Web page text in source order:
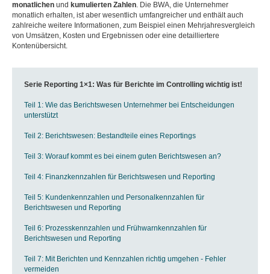
monatlichen und kumulierten Zahlen. Die BWA, die Unternehmer
monatlich erhalten, ist aber wesentlich umfangreicher und enthält auch
zahlreiche weitere Informationen, zum Beispiel einen Mehrjahresvergleich
von Umsätzen, Kosten und Ergebnissen oder eine detailliertere
Kontenübersicht.
Serie Reporting 1×1: Was für Berichte im Controlling wichtig ist!
Teil 1: Wie das Berichtswesen Unternehmer bei Entscheidungen
unterstützt
Teil 2: Berichtswesen: Bestandteile eines Reportings
Teil 3: Worauf kommt es bei einem guten Berichtswesen an?
Teil 4: Finanzkennzahlen für Berichtswesen und Reporting
Teil 5: Kundenkennzahlen und Personalkennzahlen für
Berichtswesen und Reporting
Teil 6: Prozesskennzahlen und Frühwarnkennzahlen für
Berichtswesen und Reporting
Teil 7: Mit Berichten und Kennzahlen richtig umgehen - Fehler
vermeiden